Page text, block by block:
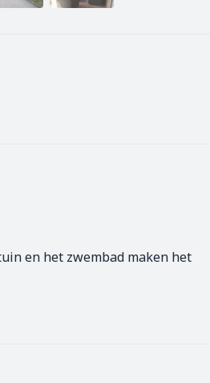
en het zwembad maken het